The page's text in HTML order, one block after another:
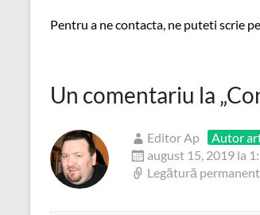
Pentru a ne contacta, ne puteti scrie
Un comentariu la „
Editor Ap
Autor
august 15, 2019 la
Legătură